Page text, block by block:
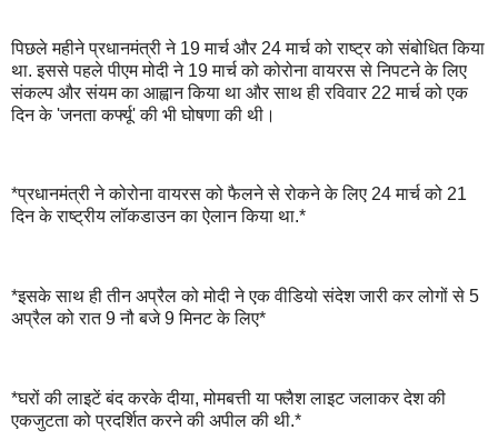
पिछले महीने प्रधानमंत्री ने 19 मार्च और 24 मार्च को राष्ट्र को संबोधित किया
था. इससे पहले पीएम मोदी ने 19 मार्च को कोरोना वायरस से निपटने के लिए
संकल्प और संयम का आह्वान किया था और साथ ही रविवार 22 मार्च को एक
दिन के 'जनता कर्फ्यू' की भी घोषणा की थी।
*प्रधानमंत्री ने कोरोना वायरस को फैलने से रोकने के लिए 24 मार्च को 21
दिन के राष्ट्रीय लॉकडाउन का ऐलान किया था.*
*इसके साथ ही तीन अप्रैल को मोदी ने एक वीडियो संदेश जारी कर लोगों से 5
अप्रैल को रात 9 नौ बजे 9 मिनट के लिए*
*घरों की लाइटें बंद करके दीया, मोमबत्ती या फ्लैश लाइट जलाकर देश की
एकजुटता को प्रदर्शित करने की अपील की थी.*